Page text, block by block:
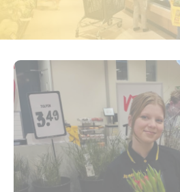
Acties
Werken bij Jumbo Huibers
Vacatures en Solliciteren
Werken en leren
Jumbo.com
BBQ gigant webshop